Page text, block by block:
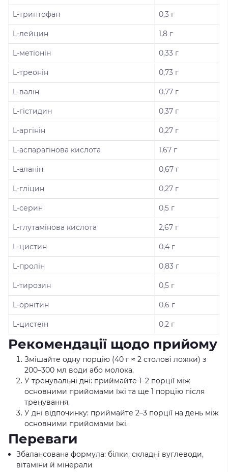
L-триптофан 0,3 г
L-лейцин 1,8 г
L-метіонін 0,33 г
L-треонін 0,73 г
L-валін 0,77 г
L-гістидин 0,37 г
L-аргінін 0,27 г
L-аспарагінова кислота 1,67 г
L-аланін 0,67 г
L-гліцин 0,27 г
L-серин 0,5 г
L-глутамінова кислота 2,67 г
L-цистин 0,4 г
L-пролін 0,83 г
L-тирозин 0,5 г
L-орнітин 0,6 г
L-цистеїн 0,2 г
Рекомендації щодо прийому
Змішайте одну порцію (40 г ≈ 2 столові ложки) з
200–300 мл води або молока.
У тренувальні дні: приймайте 1–2 порції між
основними прийомами їжі та ще 1 порцію після
тренування.
У дні відпочинку: приймайте 2–3 порції на день між
основними прийомами їжі.
Переваги
Збалансована формула: білки, складні вуглеводи,
вітаміни й мінерали